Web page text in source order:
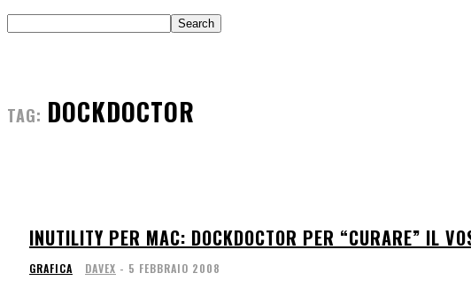
TAG: DOCKDOCTOR
INUTILITY PER MAC: DOCKDOCTOR PER “CURARE” IL
GRAFICA DAVEX - 5 FEBBRAIO 2008